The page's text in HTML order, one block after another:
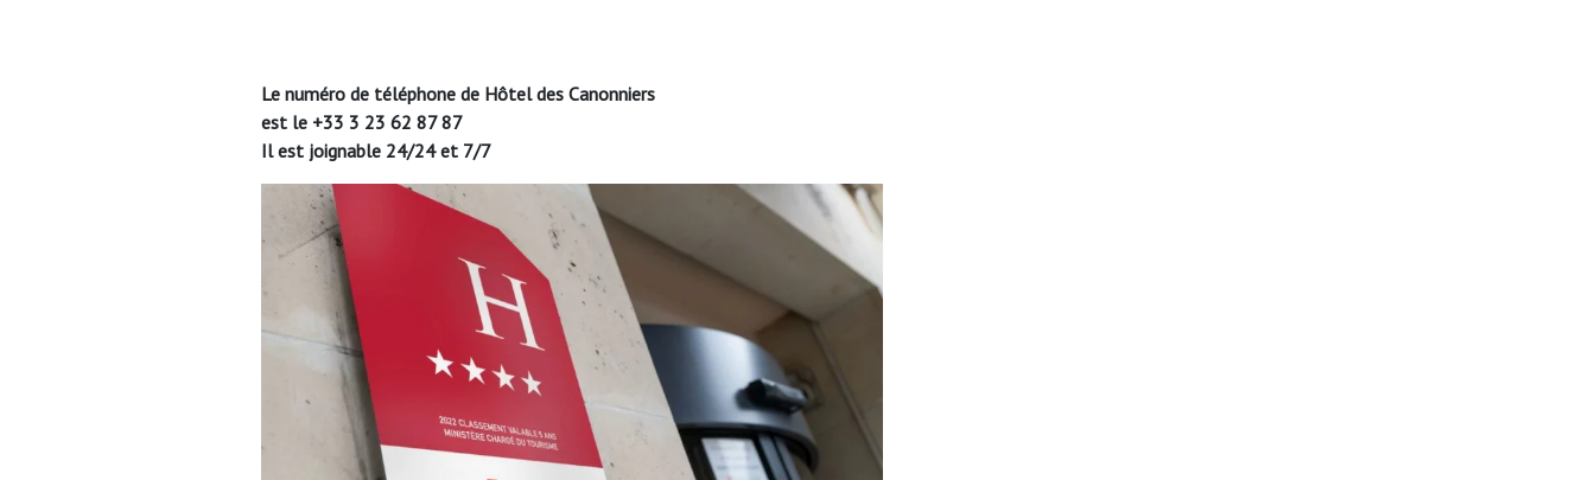
Le numéro de téléphone de Hôtel des Canonniers
est le +33 3 23 62 87 87
Il est joignable 24/24 et 7/7